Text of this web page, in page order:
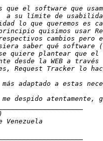
despido atentamente,